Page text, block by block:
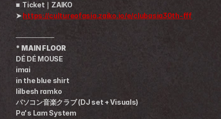
■  Ticket｜ZAIKO
➤ ​​https://cultureofasia.zaiko.io/e/clubasia30th-fff
────────
* MAIN FLOOR
DÉ DÉ MOUSE
imai
in the blue shirt
lilbesh ramko
パソコン音楽クラブ (DJ set + Visuals)
Pa's Lam System